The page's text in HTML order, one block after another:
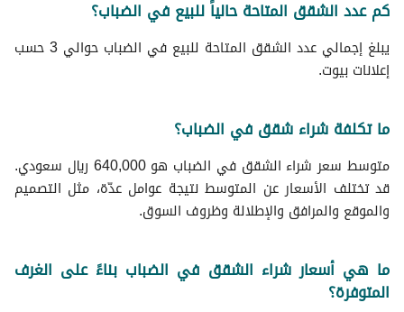
شقق حي بدر
كم عدد الشقق المتاحة حالياً للبيع في الضباب؟
يبلغ إجمالي عدد الشقق المتاحة للبيع في الضباب حوالي 3 حسب
إعلانات بيوت.
ما تكلفة شراء شقق في الضباب؟
متوسط سعر شراء الشقق في الضباب هو 640,000 ريال سعودي.
قد تختلف الأسعار عن المتوسط نتيجة عوامل عدّة، مثل التصميم
والموقع والمرافق والإطلالة وظروف السوق.
ما هي أسعار شراء الشقق في الضباب بناءً على الغرف
المتوفرة؟